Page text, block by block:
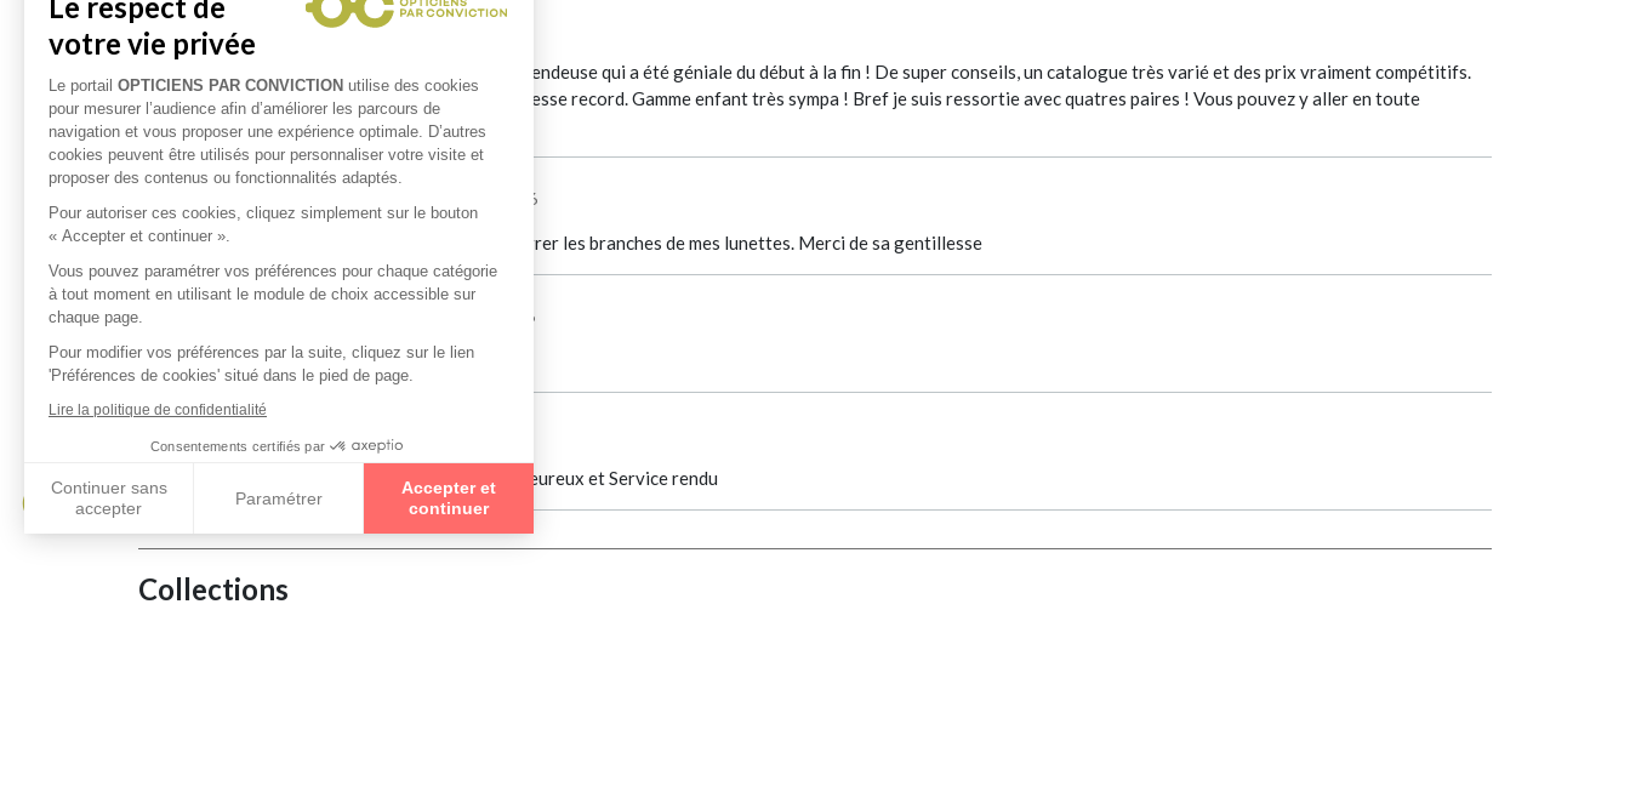
Villar Iris le 28/07/2026
Accueil et service 5 étoiles ! Un grand merci à la vendeuse qui a été géniale du début à la fin ! De super conseils, un catalogue très varié et des prix vraiment compétitifs.
En plus de ça, mes verres ont été montés à une vitesse record. Gamme enfant très sympa ! Bref je suis ressortie avec quatres paires ! Vous pouvez y aller en toute
confiance !
le 25/07/2026
Patron très sympathique, a prit le temps de resserrer les branches de mes lunettes. Merci de sa gentillesse
le 18/07/2026
Très bon accueil Petite réparation faite de suite
Je recommande cet opticien pour son accueil chaleureux et Service rendu
Collections